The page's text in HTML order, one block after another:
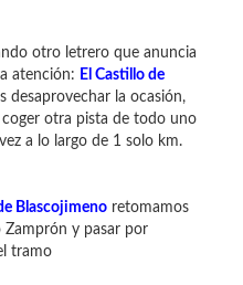
otro letrero que anuncia
atención: El Castillo de
desaprovechar la ocasión,
otra pista de todo uno
a lo largo de 1 solo km.
Blascojimeno retomamos
Zamprón y pasar por
tramo